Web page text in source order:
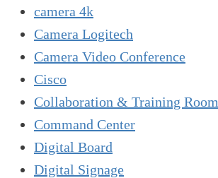
camera 4k
Camera Logitech
Camera Video Conference
Cisco
Collaboration & Training Room
Command Center
Digital Board
Digital Signage